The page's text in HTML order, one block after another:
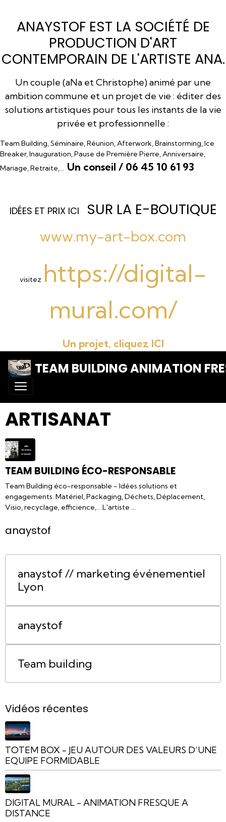
ANAYSTOF EST LA SOCIÉTÉ DE
PRODUCTION D'ART
CONTEMPORAIN DE L'ARTISTE ANA.
Un couple (aNa et Christophe) animé par une
ambition commune et un projet de vie : éditer des
solutions artistiques pour tous les instants de la vie
privée et professionnelle :
Team Building, Séminaire, Réunion, Afterwork, Brainstorming, Ice
Breaker, Inauguration, Pause de Première Pierre, Anniversaire,
Mariage, Retraite,… Un conseil / 06 45 10 61 93
IDÉES ET PRIX ICI SUR LA E-BOUTIQUE
www.my-art-box.com
visitez https://digital-
mural.com/
Un projet, cliquez ICI
TEAM BUILDING ANIMATION
ARTISANAT
TEAM BUILDING ÉCO-RESPONSABLE
Team Building éco-responsable - Idées solutions et
engagements. Matériel, Packaging, Déchets, Déplacement,
Visio, recyclage, efficience,… L'artiste ...
anaystof
anaystof // marketing événementiel
Lyon
anaystof
Team building
Vidéos récentes
TOTEM BOX - JEU AUTOUR DES VALEURS D’UNE
EQUIPE FORMIDABLE
DIGITAL MURAL - ANIMATION FRESQUE A
DISTANCE